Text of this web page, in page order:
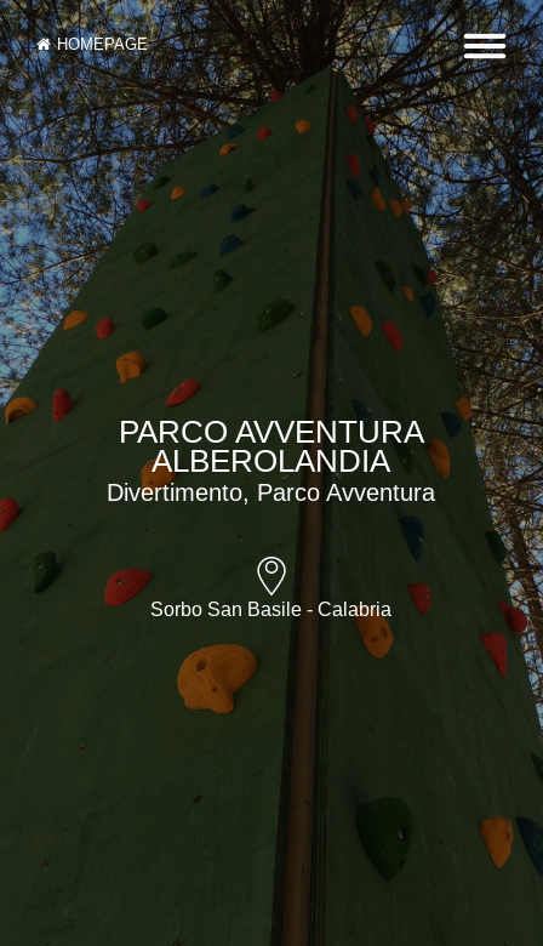
HOMEPAGE
PARCO AVVENTURA
ALBEROLANDIA
Divertimento, Parco Avventura
Sorbo San Basile - Calabria